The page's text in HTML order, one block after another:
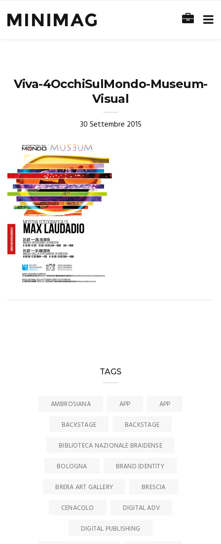
Viva-4OcchiSulMondo-Museum-
Visual
30 Settembre 2015
TAGS
AMBROSIANA APP
APP
BACKSTAGE
BACKSTAGE
BIBLIOTECA NAZIONALE BRAIDENSE
BOLOGNA
BRAND IDENTITY
BRERA ART GALLERY
BRESCIA
CENACOLO
DIGITAL ADV
DIGITAL PUBLISHING